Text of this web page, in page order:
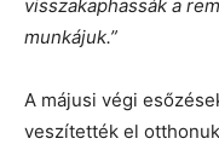
visszakaphassák a
munkájuk.”
A májusi végi
veszítették el